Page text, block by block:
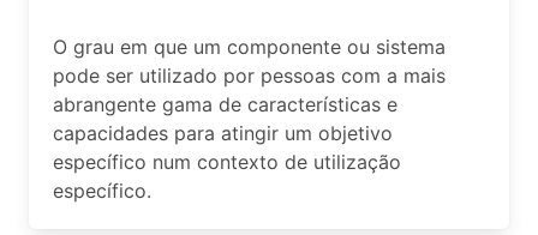
O grau em que um componente ou sistema
pode ser utilizado por pessoas com a mais
abrangente gama de características e
capacidades para atingir um objetivo
específico num contexto de utilização
específico.